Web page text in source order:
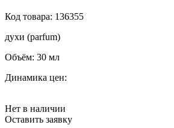
Код товара: 136355
духи (parfum)
Объём: 30 мл
Динамика цен:
Нет в наличии
Оставить заявку